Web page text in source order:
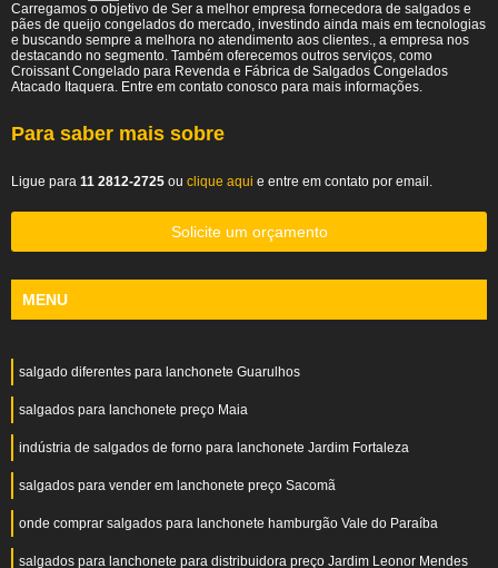
Carregamos o objetivo de Ser a melhor empresa fornecedora de salgados e
pães de queijo congelados do mercado, investindo ainda mais em tecnologias
e buscando sempre a melhora no atendimento aos clientes., a empresa nos
destacando no segmento. Também oferecemos outros serviços, como
Croissant Congelado para Revenda e Fábrica de Salgados Congelados
Atacado Itaquera. Entre em contato conosco para mais informações.
Para saber mais sobre
Ligue para 11 2812-2725 ou clique aqui e entre em contato por email.
Solicite um orçamento
MENU
salgado diferentes para lanchonete Guarulhos
salgados para lanchonete preço Maia
indústria de salgados de forno para lanchonete Jardim Fortaleza
salgados para vender em lanchonete preço Sacomã
onde comprar salgados para lanchonete hamburgão Vale do Paraíba
salgados para lanchonete para distribuidora preço Jardim Leonor Mendes